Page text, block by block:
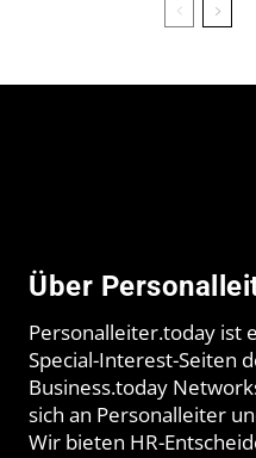
Über
Personalleiter.today ist
Special-Interest-Seiten
Business.today
sich an Personalleiter
Wir bieten HR-